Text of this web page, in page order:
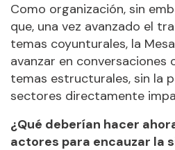
Como organización, sin
que, una vez avanzado el
temas coyunturales, la
avanzar en conversaciones
temas estructurales, sin la
sectores directamente
¿Qué deberían hacer
actores para encauzar la